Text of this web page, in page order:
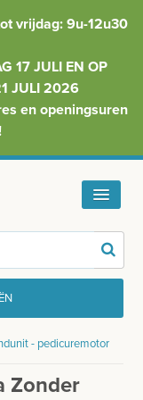
vrijdag: 9u-12u30
17 JULI EN OP
JULI 2026
en openingsuren
- pedicuremotor
Zonder